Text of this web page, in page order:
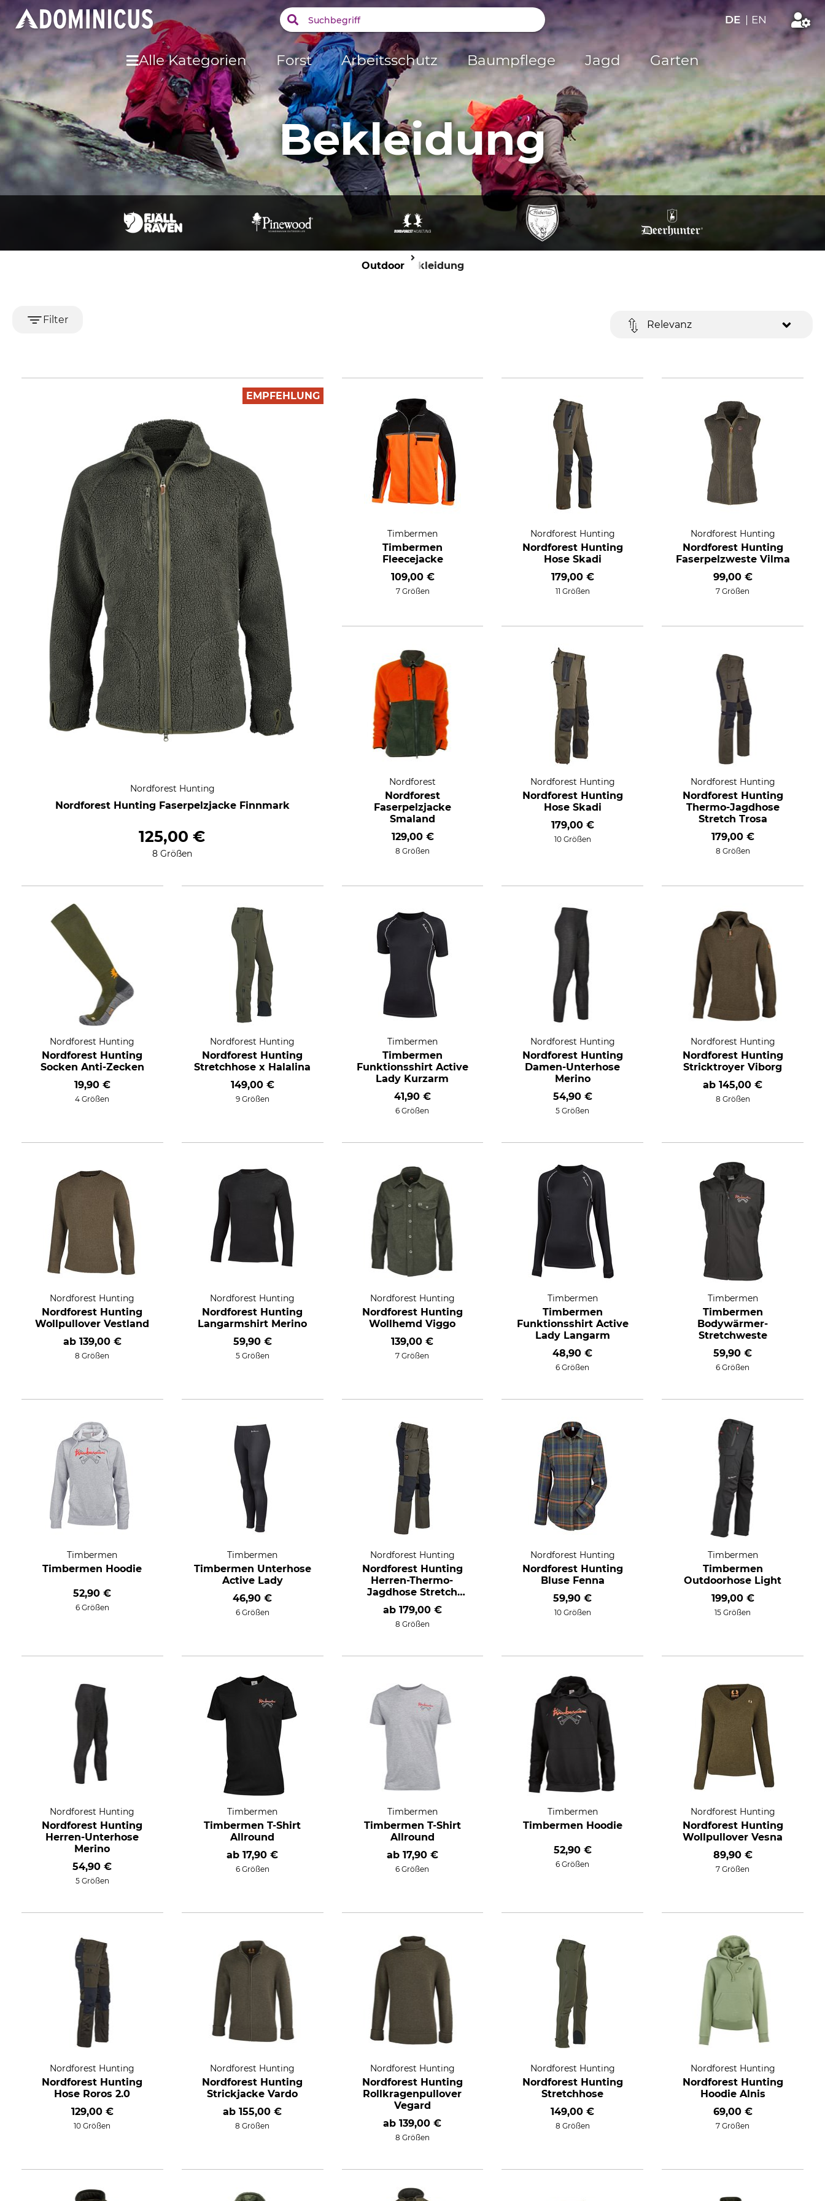
DE | EN
Alle Kategorien Forst Arbeitsschutz Baumpflege Jagd Garten
Bekleidung
OutdoorBekleidung
Filter Relevanz
EMPFEHLUNG
Nordforest Hunting
Nordforest Hunting Faserpelzjacke Finnmark
125,00 €
8 Größen
Timbermen
Timbermen
Fleecejacke
109,00 €
7 Größen
Nordforest Hunting
Nordforest Hunting
Hose Skadi
179,00 €
11 Größen
Nordforest Hunting
Nordforest Hunting
Faserpelzweste Vilma
99,00 €
7 Größen
Nordforest
Nordforest
Faserpelzjacke
Smaland
129,00 €
8 Größen
Nordforest Hunting
Nordforest Hunting
Hose Skadi
179,00 €
10 Größen
Nordforest Hunting
Nordforest Hunting
Thermo-Jagdhose
Stretch Trosa
179,00 €
8 Größen
Nordforest Hunting
Nordforest Hunting
Socken Anti-Zecken
19,90 €
4 Größen
Nordforest Hunting
Nordforest Hunting
Stretchhose x Halalina
149,00 €
9 Größen
Timbermen
Timbermen
Funktionsshirt Active
Lady Kurzarm
41,90 €
6 Größen
Nordforest Hunting
Nordforest Hunting
Damen-Unterhose
Merino
54,90 €
5 Größen
Nordforest Hunting
Nordforest Hunting
Stricktroyer Viborg
ab145,00 €
8 Größen
Nordforest Hunting
Nordforest Hunting
Wollpullover Vestland
ab 139,00 €
8 Größen
Nordforest Hunting
Nordforest Hunting
Langarmshirt Merino
59,90 €
5 Größen
Nordforest Hunting
Nordforest Hunting
Wollhemd Viggo
139,00 €
7 Größen
Timbermen
Timbermen
Funktionsshirt Active
Lady Langarm
48,90 €
6 Größen
Timbermen
Timbermen
Bodywärmer-
Stretchweste
59,90 €
6 Größen
Timbermen
Timbermen Hoodie
52,90 €
6 Größen
Timbermen
Timbermen Unterhose
Active Lady
46,90 €
6 Größen
Nordforest Hunting
Nordforest Hunting
Herren-Thermo-
Jagdhose Stretch
Saxen
ab 179,00 €
8 Größen
Nordforest Hunting
Nordforest Hunting
Bluse Fenna
59,90 €
10 Größen
Timbermen
Timbermen
Outdoorhose Light
199,00 €
15 Größen
Nordforest Hunting
Nordforest Hunting
Herren-Unterhose
Merino
54,90 €
5 Größen
Timbermen
Timbermen T-Shirt
Allround
ab17,90 €
6 Größen
Timbermen
Timbermen T-Shirt
Allround
ab 17,90 €
6 Größen
Timbermen
Timbermen Hoodie
52,90 €
6 Größen
Nordforest Hunting
Nordforest Hunting
Wollpullover Vesna
89,90 €
7 Größen
Nordforest Hunting
Nordforest Hunting
Hose Roros 2.0
129,00 €
10 Größen
Nordforest Hunting
Nordforest Hunting
Strickjacke Vardo
ab155,00 €
8 Größen
Nordforest Hunting
Nordforest Hunting
Rollkragenpullover
Vegard
ab139,00 €
8 Größen
Nordforest Hunting
Nordforest Hunting
Stretchhose
149,00 €
8 Größen
Nordforest Hunting
Nordforest Hunting
Hoodie Alnis
69,00 €
7 Größen